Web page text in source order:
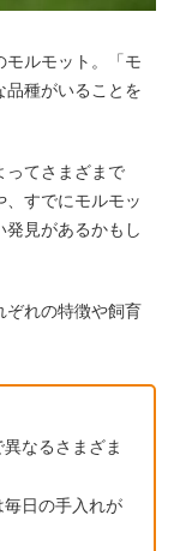
モルモット。「モ
品種がいることを
ってさまざまで
すでにモルモッ
発見があるかもし
ぞれの特徴や飼育
なるさまざま
日の手入れが